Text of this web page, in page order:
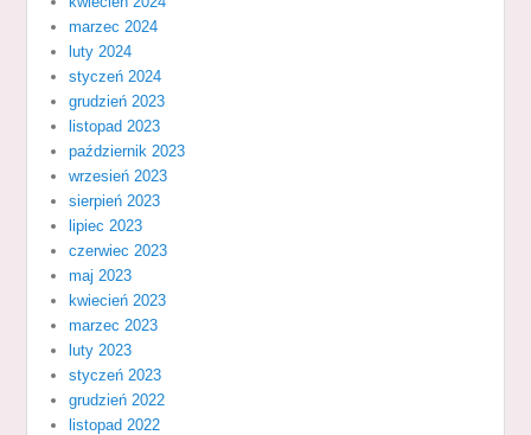
marzec 2024
luty 2024
styczeń 2024
grudzień 2023
listopad 2023
październik 2023
wrzesień 2023
sierpień 2023
lipiec 2023
czerwiec 2023
maj 2023
kwiecień 2023
marzec 2023
luty 2023
styczeń 2023
grudzień 2022
listopad 2022